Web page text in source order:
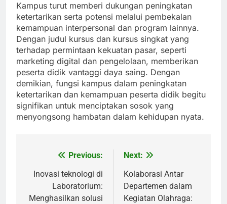
Kampus turut memberi dukungan peningkatan
ketertarikan serta potensi melalui pembekalan
kemampuan interpersonal dan program lainnya.
Dengan judul kursus dan kursus singkat yang
terhadap permintaan kekuatan pasar, seperti
marketing digital dan pengelolaan, memberikan
peserta didik vantaggi daya saing. Dengan
demikian, fungsi kampus dalam peningkatan
ketertarikan dan kemampuan peserta didik begitu
signifikan untuk menciptakan sosok yang
menyongsong hambatan dalam kehidupan nyata.
navigation
Previous:
Inovasi teknologi di
Laboratorium:
Menghasilkan solusi
Next:
Kolaborasi Antar
Departemen dalam
Kegiatan Olahraga: